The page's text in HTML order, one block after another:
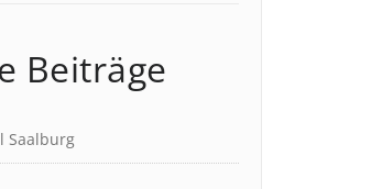
Beiträge
Saalburg